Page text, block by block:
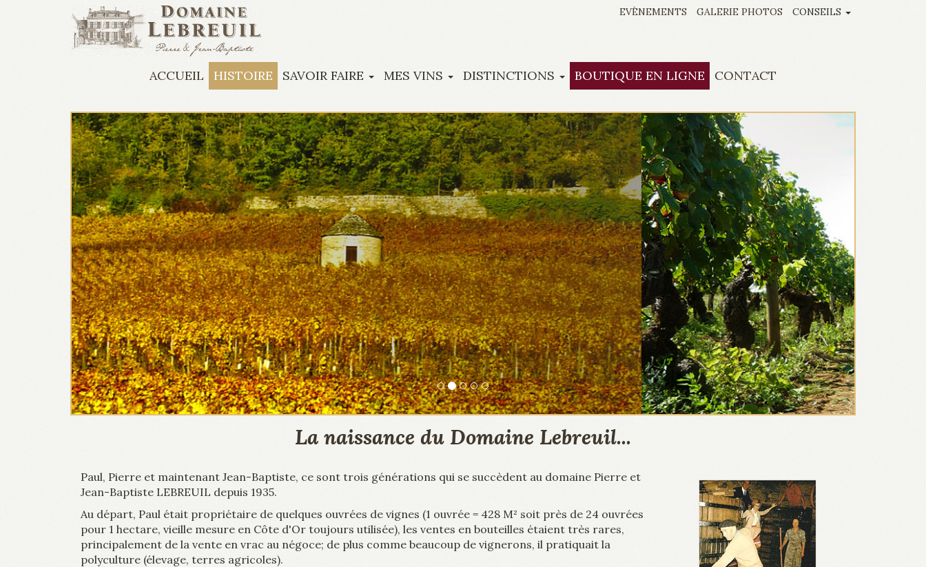
Aller au contenu principal EVÈNEMENTS GALERIE PHOTOS CONSEILS
ACCUEIL HISTOIRE SAVOIR FAIRE MES VINS DISTINCTIONS BOUTIQUE EN LIGNE CONTACT
La naissance du Domaine Lebreuil...
Paul, Pierre et maintenant Jean-Baptiste, ce sont trois générations qui se succèdent au domaine Pierre et
Jean-Baptiste LEBREUIL depuis 1935.
Au départ, Paul était propriétaire de quelques ouvrées de vignes (1 ouvrée = 428 M² soit près de 24 ouvrées
pour 1 hectare, vieille mesure en Côte d'Or toujours utilisée), les ventes en bouteilles étaient très rares,
principalement de la vente en vrac au négoce; de plus comme beaucoup de vignerons, il pratiquait la
polyculture (élevage, terres agricoles).